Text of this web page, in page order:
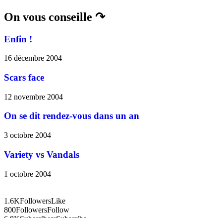
On vous conseille ↷
Enfin !
16 décembre 2004
Scars face
12 novembre 2004
On se dit rendez-vous dans un an
3 octobre 2004
Variety vs Vandals
1 octobre 2004
1.6KFollowersLike
800FollowersFollow